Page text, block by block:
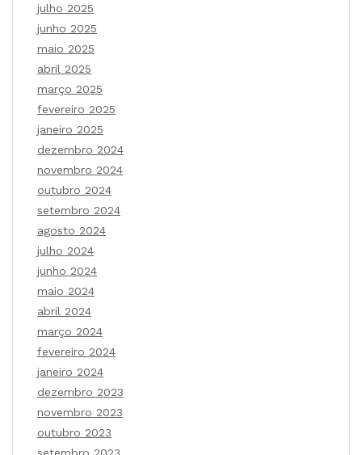
julho 2025
junho 2025
maio 2025
abril 2025
março 2025
fevereiro 2025
janeiro 2025
dezembro 2024
novembro 2024
outubro 2024
setembro 2024
agosto 2024
julho 2024
junho 2024
maio 2024
abril 2024
março 2024
fevereiro 2024
janeiro 2024
dezembro 2023
novembro 2023
outubro 2023
setembro 2023